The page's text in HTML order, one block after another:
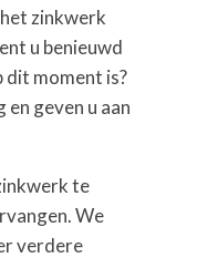
zinkwerk
u benieuwd
dit moment is?
geven u aan
te
We
verdere